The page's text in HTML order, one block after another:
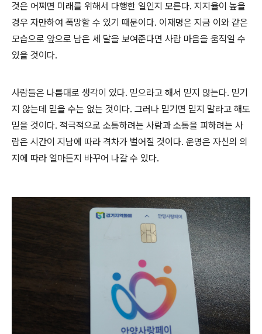
것은 어쩌면 미래를 위해서 다행한 일인지 모른다. 지지율이 높을
경우 자만하여 폭망할 수 있기 때문이다. 이재명은 지금 이와 같은
모습으로 앞으로 남은 세 달을 보여준다면 사람 마음을 움직일 수
있을 것이다.
사람들은 나름대로 생각이 있다. 믿으라고 해서 믿지 않는다. 믿기
지 않는데 믿을 수는 없는 것이다. 그러나 믿기면 믿지 말라고 해도
믿을 것이다. 적극적으로 소통하려는 사람과 소통을 피하려는 사
람은 시간이 지남에 따라 격차가 벌어질 것이다. 운명은 자신의 의
지에 따라 얼마든지 바꾸어 나갈 수 있다.